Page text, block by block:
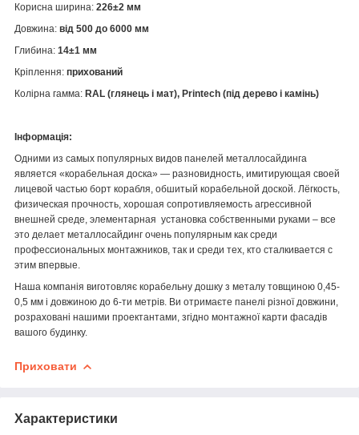
Корисна ширина: 226±2 мм
Довжина: від 500 до 6000 мм
Глибина: 14±1 мм
Кріплення: прихований
Колірна гамма: RAL (глянець і мат), Printech (під дерево і камінь)
Інформація:
Одними из самых популярных видов панелей металлосайдинга
является «корабельная доска» — разновидность, имитирующая своей
лицевой частью борт корабля, обшитый корабельной доской. Лёгкость,
физическая прочность, хорошая сопротивляемость агрессивной
внешней среде, элементарная установка собственными руками – все
это делает металлосайдинг очень популярным как среди
профессиональных монтажников, так и среди тех, кто сталкивается с
этим впервые.
Наша компанія виготовляє корабельну дошку з металу товщиною 0,45-
0,5 мм і довжиною до 6-ти метрів. Ви отримаєте панелі різної довжини,
розраховані нашими проектантами, згідно монтажної карти фасадів
вашого будинку.
Приховати
Характеристики